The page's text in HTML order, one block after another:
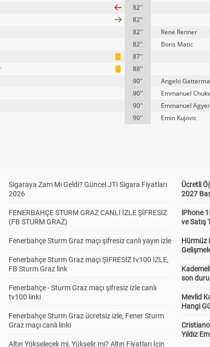
82''
82''
82''
Rene Renner
82''
Boris Matic
87''
88''
90''
Angelo
90''
Emmanuel
90''
Emmanuel
90''
Emin Kujovic
Sigaraya Zam Mı Geldi? Güncel JTI Sigara Fiyatları
2026
FENERBAHÇE STURM GRAZ CANLI İZLE ŞİFRESİZ
(FB STURM GRAZ)
Fenerbahçe Sturm Graz maçı şifresiz canlı yayın izle
Fenerbahçe Sturm Graz maçı ŞİFRESİZ tv100 İZLE,
FB Sturm Graz link
Fenerbahçe - Sturm Graz maçı şifresiz izle canlı
tv100 linki
Fenerbahçe Sturm Graz ücretsiz izle, Fener Sturm
Graz maçı canlı linki
Altın Yükselecek mi, Yükselir mi? Altın Fiyatları İçin
Ücretli
2027
iPhone
ve Satış
Hürmüz
son
Mevlid
Hangi
Yıldız